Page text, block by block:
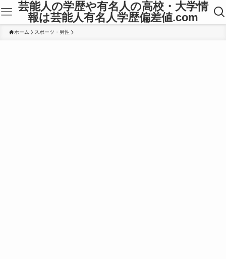
芸能人の学歴や有名人の高校・大学情
報は芸能人有名人学歴偏差値.com
ホーム スポーツ・男性